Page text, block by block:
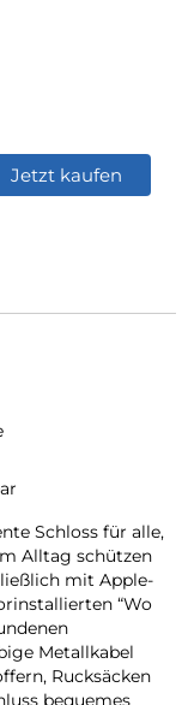
Jetzt kaufen
Schloss für alle,
Alltag schützen
mit Apple-
“Wo
Metallkabel
Rucksäcken
bequemes